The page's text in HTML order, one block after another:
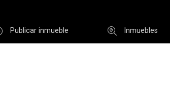
Usuario
Publicar inmueble Inmuebles